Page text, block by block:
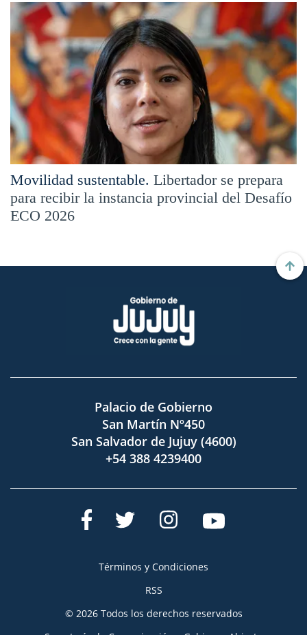
Movilidad sustentable. Libertador se prepara
para recibir la instancia provincial del Desafío
ECO 2026
Palacio de Gobierno
San Martín Nº450
San Salvador de Jujuy (4600)
+54 388 4239400
Términos y Condiciones
RSS
© 2026 Todos los derechos reservados